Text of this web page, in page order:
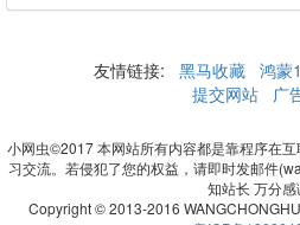
友情链接: 黑马收藏 鸿蒙
提交网站
广
小网虫©2017 本网站所有内容都是靠程序在
习交流。若侵犯了您的权益，请即时发邮件
知站长 万分感
Copyright © 2013-2016